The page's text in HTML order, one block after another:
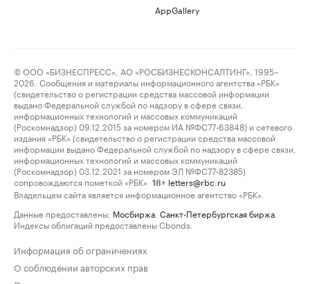
AppGallery
© ООО «БИЗНЕСПРЕСС», АО «РОСБИЗНЕСКОНСАЛТИНГ», 1995–
2026. Сообщения и материалы информационного агентства «РБК»
(свидетельство о регистрации средства массовой информации
выдано Федеральной службой по надзору в сфере связи,
информационных технологий и массовых коммуникаций
(Роскомнадзор) 09.12.2015 за номером ИА №ФС77-63848) и сетевого
издания «РБК» (свидетельство о регистрации средства массовой
информации выдано Федеральной службой по надзору в сфере связи,
информационных технологий и массовых коммуникаций
(Роскомнадзор) 03.12.2021 за номером ЭЛ №ФС77-82385)
сопровождаются пометкой «РБК».
18+ letters@rbc.ru
Владельцем сайта является информационное агентство «РБК».
Данные предоставлены: Мосбиржа Санкт-Петербургская биржа
Индексы облигаций предоставлены Cbonds.
Информация об ограничениях
О соблюдении авторских прав